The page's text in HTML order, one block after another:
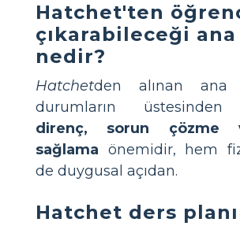
Hatchet'ten
çıkarabileceği
nedir?
Hatchetden alınan ana
durumların üstesinden
direnç, sorun çözme
sağlama önemidir, hem
de duygusal açıdan.
Hatchet ders